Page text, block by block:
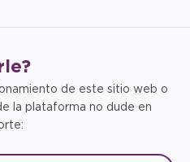
de este sitio web o
la plataforma no dude en